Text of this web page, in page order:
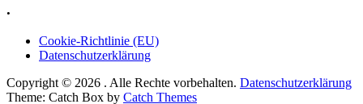
.
Cookie-Richtlinie (EU)
Datenschutzerklärung
Copyright © 2026 . Alle Rechte vorbehalten. Datenschutzerklärung
Theme: Catch Box by Catch Themes